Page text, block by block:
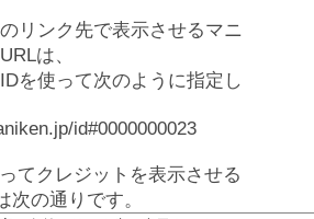
リンク先で表示させるマニ
は、
を使って次のように指定し
id#0000000023
てクレジットを表示させる
次の通りです。